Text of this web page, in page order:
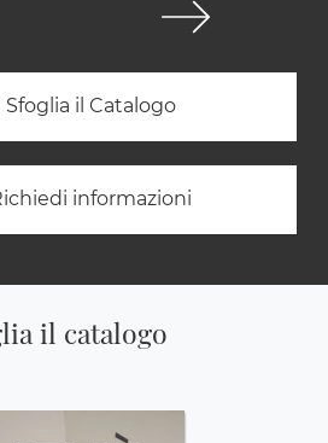
Sfoglia il Catalogo
informazioni
il catalogo